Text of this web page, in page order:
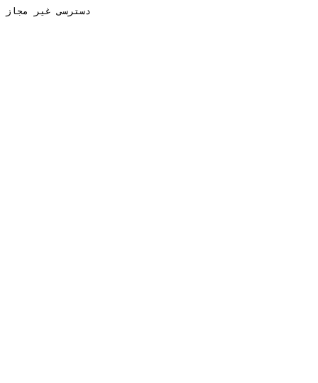
دسترسی غیر مجاز